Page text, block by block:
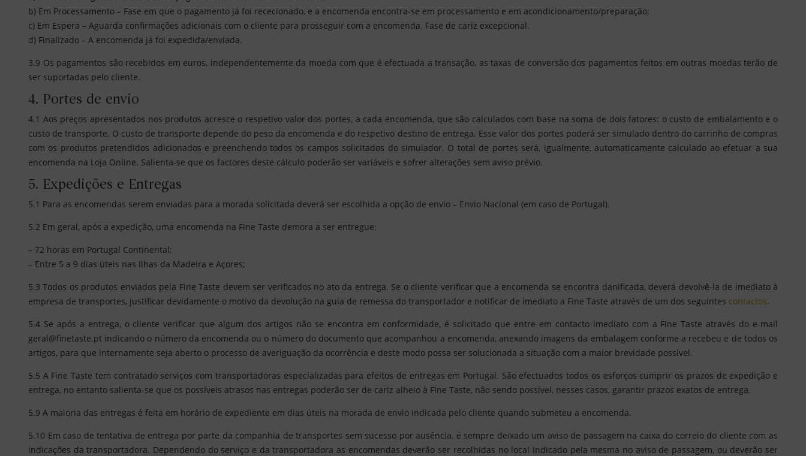
b) Em Processamento – Fase em que o pagamento já foi rececionado, e a encomenda encontra-se em processamento e em acondicionamento/preparação;
c) Em Espera – Aguarda confirmações adicionais com o cliente para prosseguir com a encomenda. Fase de cariz excepcional.
d) Finalizado – A encomenda já foi expedida/enviada.
3.9 Os pagamentos são recebidos em euros, independentemente da moeda com que é efectuada a transação, as taxas de conversão dos pagamentos feitos em outras moedas terão de
ser suportadas pelo cliente.
4. Portes de envio
4.1 Aos preços apresentados nos produtos acresce o respetivo valor dos portes, a cada encomenda, que são calculados com base na soma de dois fatores: o custo de embalamento e o
custo de transporte. O custo de transporte depende do peso da encomenda e do respetivo destino de entrega. Esse valor dos portes poderá ser simulado dentro do carrinho de compras
com os produtos pretendidos adicionados e preenchendo todos os campos solicitados do simulador. O total de portes será, igualmente, automaticamente calculado ao efetuar a sua
encomenda na Loja Online. Salienta-se que os factores deste cálculo poderão ser variáveis e sofrer alterações sem aviso prévio.
5. Expedições e Entregas
5.1 Para as encomendas serem enviadas para a morada solicitada deverá ser escolhida a opção de envio – Envio Nacional (em caso de Portugal).
5.2 Em geral, após a expedição, uma encomenda na Fine Taste demora a ser entregue:
– 72 horas em Portugal Continental;
– Entre 5 a 9 dias úteis nas Ilhas da Madeira e Açores;
5.3 Todos os produtos enviados pela Fine Taste devem ser verificados no ato da entrega. Se o cliente verificar que a encomenda se encontra danificada, deverá devolvê-la de imediato à
empresa de transportes, justificar devidamente o motivo da devolução na guia de remessa do transportador e notificar de imediato a Fine Taste através de um dos seguintes contactos.
5.4 Se após a entrega, o cliente verificar que algum dos artigos não se encontra em conformidade, é solicitado que entre em contacto imediato com a Fine Taste através do e-mail
geral@finetaste.pt indicando o número da encomenda ou o número do documento que acompanhou a encomenda, anexando imagens da embalagem conforme a recebeu e de todos os
artigos, para que internamente seja aberto o processo de averiguação da ocorrência e deste modo possa ser solucionada a situação com a maior brevidade possível.
5.5 A Fine Taste tem contratado serviços com transportadoras especializadas para efeitos de entregas em Portugal. São efectuados todos os esforços cumprir os prazos de expedição e
entrega, no entanto salienta-se que os possíveis atrasos nas entregas poderão ser de cariz alheio à Fine Taste, não sendo possível, nesses casos, garantir prazos exatos de entrega.
5.9 A maioria das entregas é feita em horário de expediente em dias úteis na morada de envio indicada pelo cliente quando submeteu a encomenda.
5.10 Em caso de tentativa de entrega por parte da companhia de transportes sem sucesso por ausência, é sempre deixado um aviso de passagem na caixa do correio do cliente com as
indicações da transportadora. Dependendo do serviço e da transportadora as encomendas deverão ser recolhidas no local indicado pela mesma no aviso de passagem, ou deverão ser